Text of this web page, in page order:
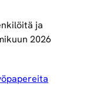
ja
2026